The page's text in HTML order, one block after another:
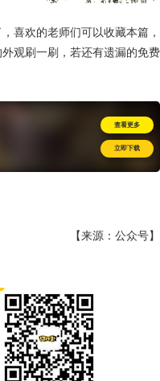
喜欢的老师们可以收藏本篇，
观刷一刷，若还有遗漏的免费
查看更多
立即下载
【来源：公众号】